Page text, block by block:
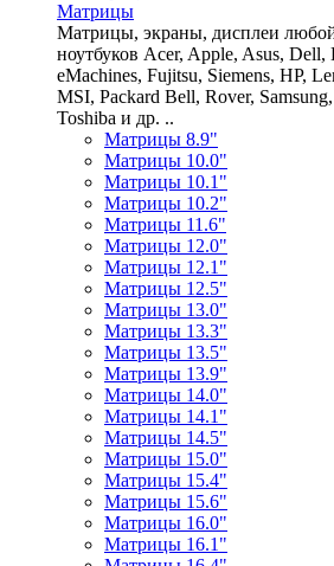
Матрицы
Матрицы, экраны, дисплеи
ноутбуков Acer, Apple, Asus, Dell,
eMachines, Fujitsu, Siemens, HP,
MSI, Packard Bell, Rover,
Toshiba и др. ..
Матрицы 8.9"
Матрицы 10.0"
Матрицы 10.1"
Матрицы 10.2"
Матрицы 11.6"
Матрицы 12.0"
Матрицы 12.1"
Матрицы 12.5"
Матрицы 13.0"
Матрицы 13.3"
Матрицы 13.5"
Матрицы 13.9"
Матрицы 14.0"
Матрицы 14.1"
Матрицы 14.5"
Матрицы 15.0"
Матрицы 15.4"
Матрицы 15.6"
Матрицы 16.0"
Матрицы 16.1"